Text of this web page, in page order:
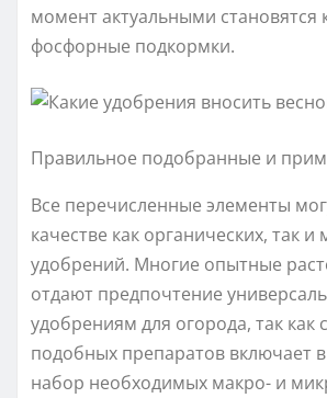
момент актуальными становятся
фосфорные подкормки.
Правильное подобранные и
Все перечисленные элементы
качестве как органических, так
удобрений. Многие опытные
отдают предпочтение
удобрениям для огорода, так как
подобных препаратов включает
набор необходимых макро- и